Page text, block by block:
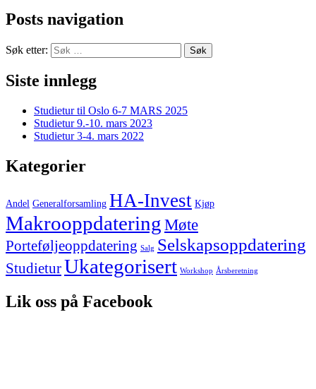
Posts navigation
Søk etter:
Siste innlegg
Studietur til Oslo 6-7 MARS 2025
Studietur 9.-10. mars 2023
Studietur 3-4. mars 2022
Kategorier
Andel Generalforsamling HA-Invest Kjøp
MakrooppdateringMøte
Porteføljeoppdatering Salg Selskapsoppdatering
StudieturUkategorisert Workshop Årsberetning
Lik oss på Facebook